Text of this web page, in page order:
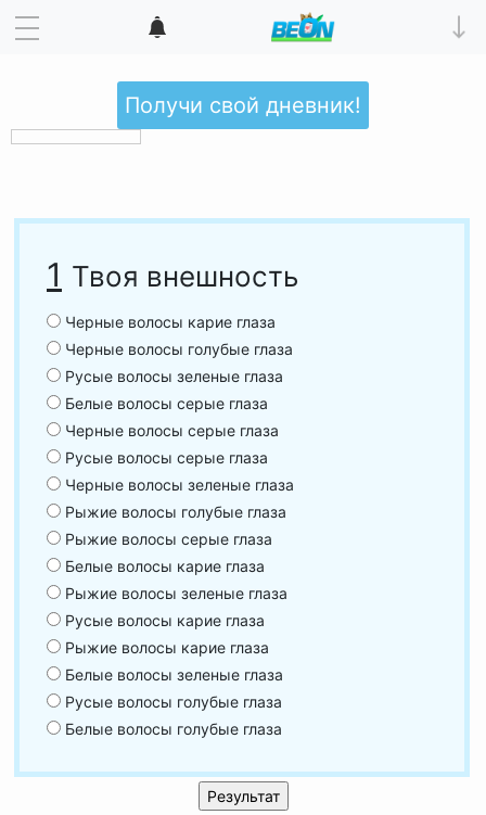
Получи свой дневник!
1 Твоя внешность
Черные волосы карие глаза
Черные волосы голубые глаза
Русые волосы зеленые глаза
Белые волосы серые глаза
Черные волосы серые глаза
Русые волосы серые глаза
Черные волосы зеленые глаза
Рыжие волосы голубые глаза
Рыжие волосы серые глаза
Белые волосы карие глаза
Рыжие волосы зеленые глаза
Русые волосы карие глаза
Рыжие волосы карие глаза
Белые волосы зеленые глаза
Русые волосы голубые глаза
Белые волосы голубые глаза